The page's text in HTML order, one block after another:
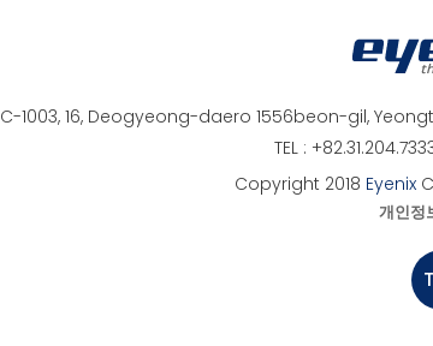
C-1003, 16, Deogyeong-daero 1556beon-gil,
TEL :
Copyright 2018 Eyenix
개인정